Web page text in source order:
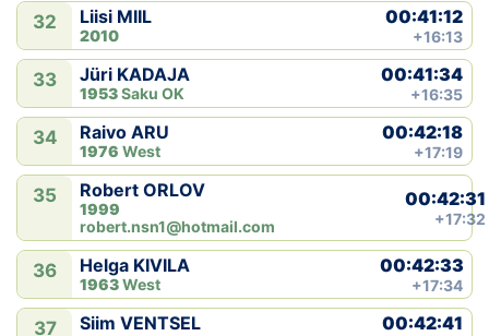
32 Liisi MIIL
2010
00:41:12
+16:13
33 Jüri KADAJA
1953Saku OK
00:41:34
+16:35
34 Raivo ARU
1976 West
00:42:18
+17:19
35 Robert ORLOV
1999
robert.nsn1@hotmail.com
00:42:31
+17:32
36 Helga KIVILA
1963West
00:42:33
+17:34
37 Siim VENTSEL 00:42:41